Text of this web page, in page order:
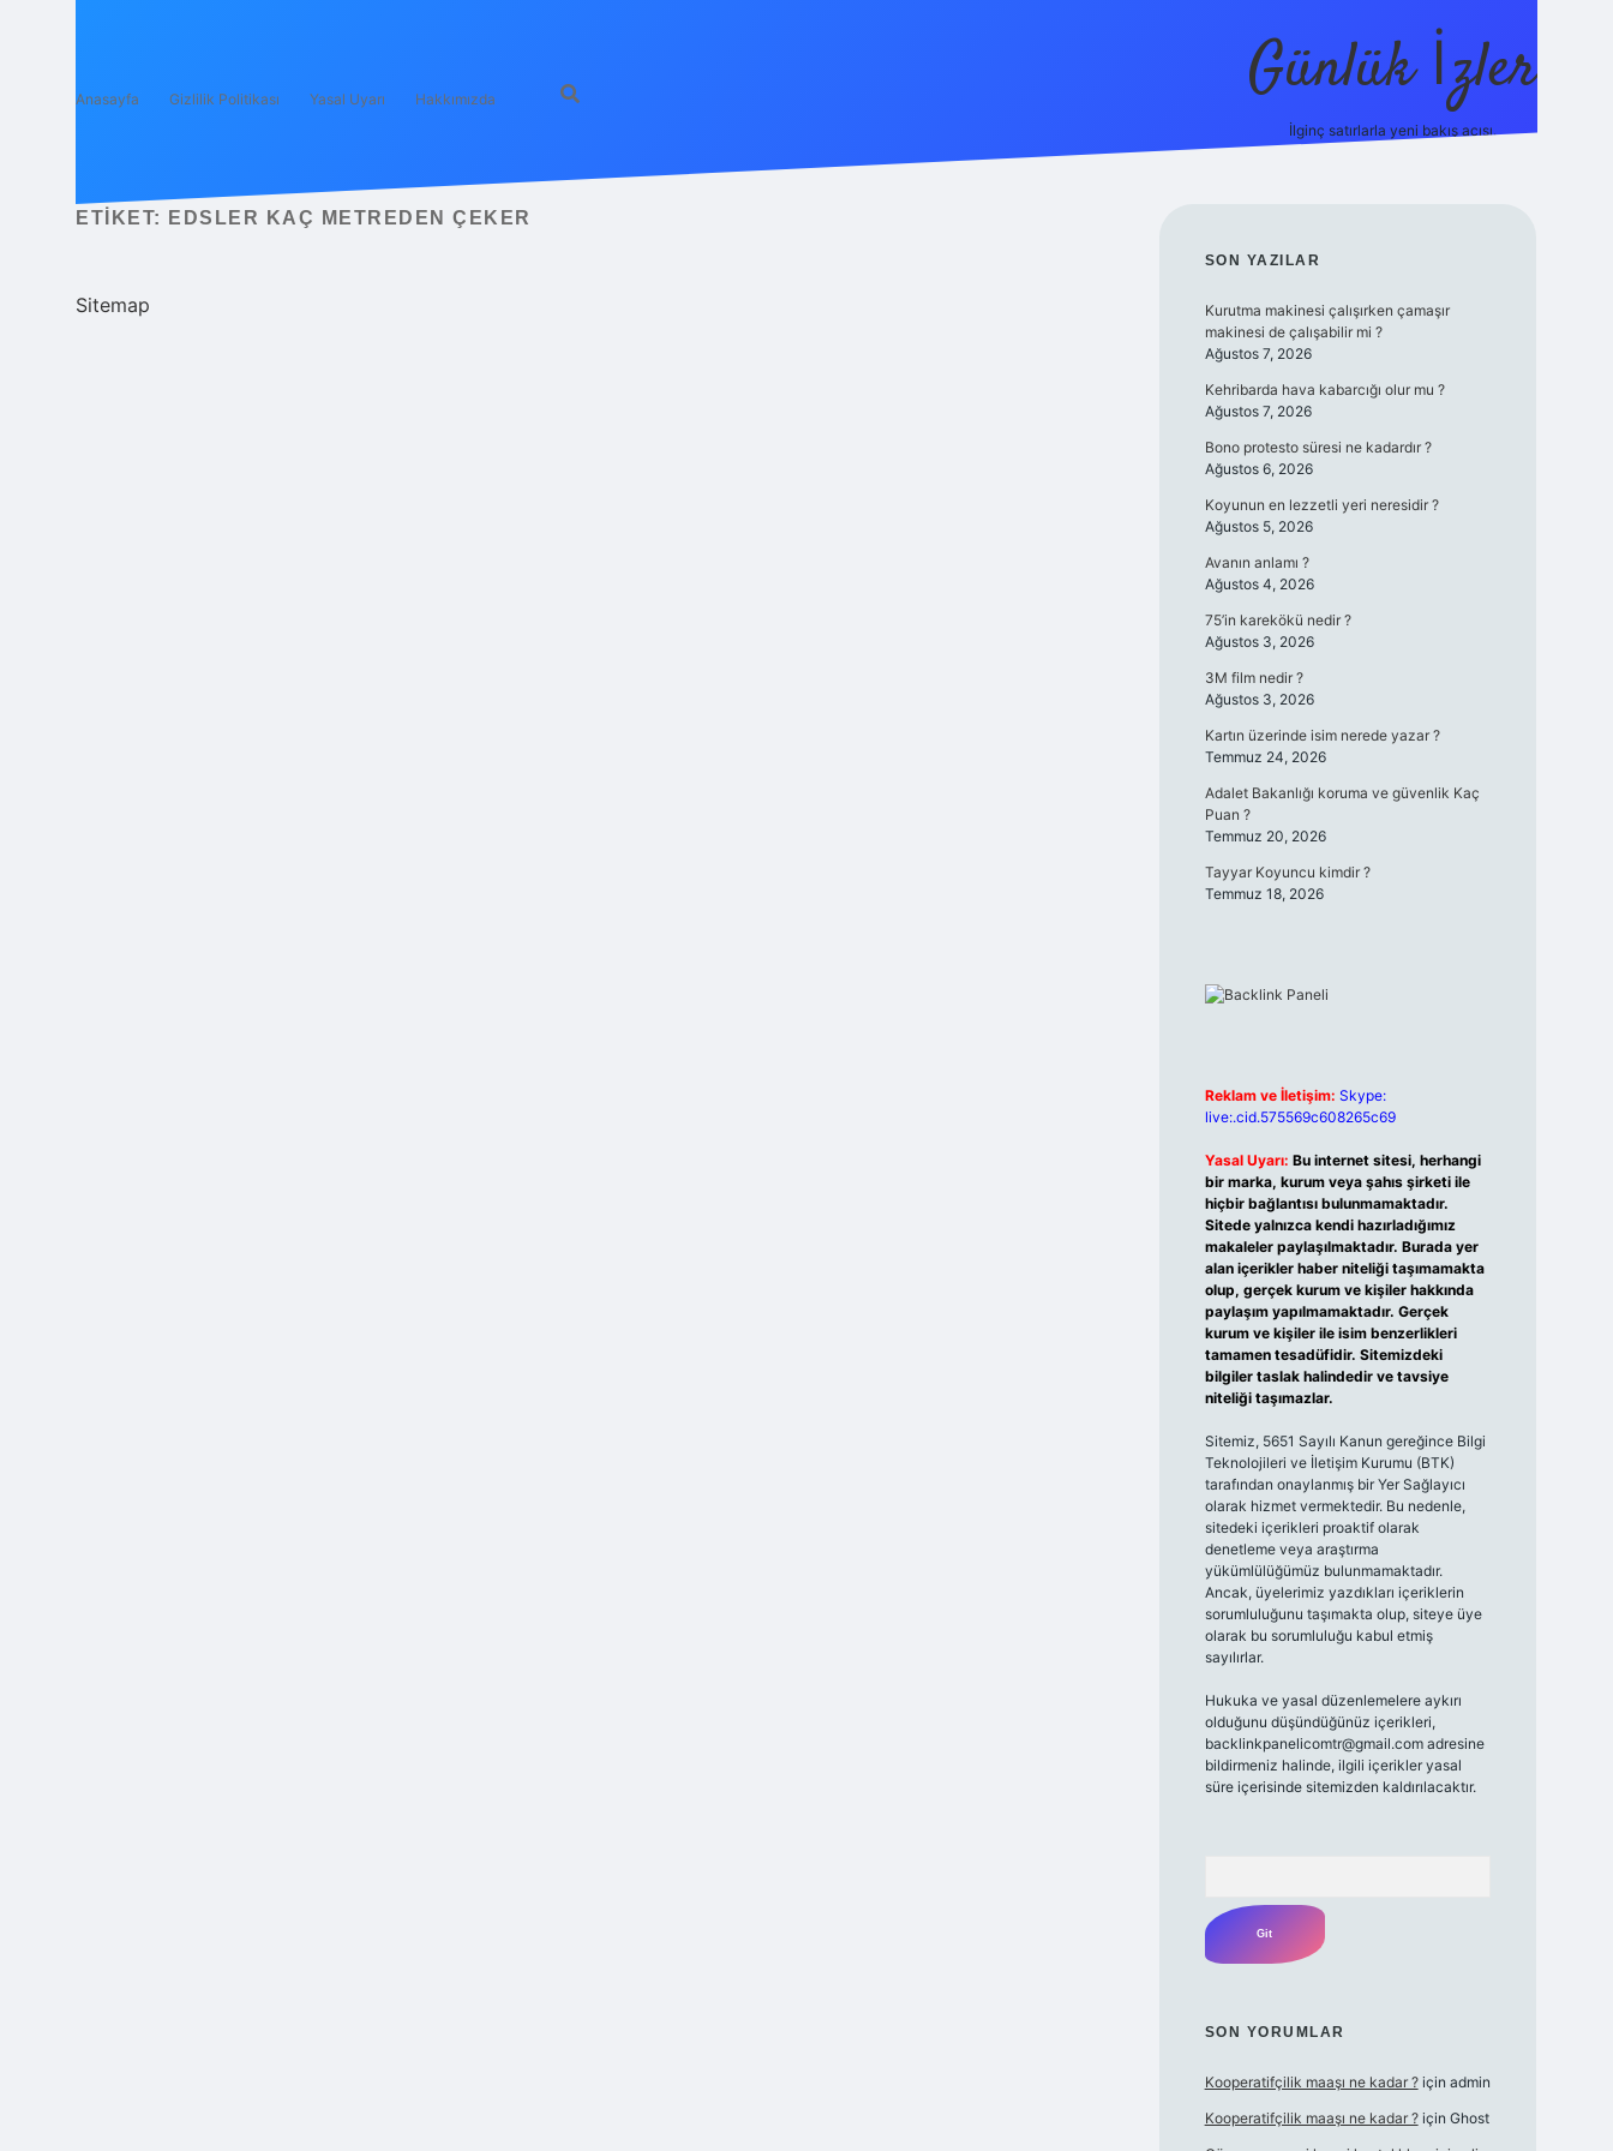
Anasayfa Gizlilik Politikası Yasal Uyarı Hakkımızda Günlük İzler
İlginç satırlarla yeni bakış açısı.
ETIKET: EDSLER KAÇ METREDEN ÇEKER
Sitemap
SIDEBAR
SON YAZILAR
Kurutma makinesi çalışırken çamaşır
makinesi de çalışabilir mi ?
Ağustos 7, 2026
Kehribarda hava kabarcığı olur mu ?
Ağustos 7, 2026
Bono protesto süresi ne kadardır ?
Ağustos 6, 2026
Koyunun en lezzetli yeri neresidir ?
Ağustos 5, 2026
Avanın anlamı ?
Ağustos 4, 2026
75’in karekökü nedir ?
Ağustos 3, 2026
3M film nedir ?
Ağustos 3, 2026
Kartın üzerinde isim nerede yazar ?
Temmuz 24, 2026
Adalet Bakanlığı koruma ve güvenlik Kaç
Puan ?
Temmuz 20, 2026
Tayyar Koyuncu kimdir ?
Temmuz 18, 2026
Reklam ve İletişim: Skype:
live:.cid.575569c608265c69
Yasal Uyarı: Bu internet sitesi, herhangi
bir marka, kurum veya şahıs şirketi ile
hiçbir bağlantısı bulunmamaktadır.
Sitede yalnızca kendi hazırladığımız
makaleler paylaşılmaktadır. Burada yer
alan içerikler haber niteliği taşımamakta
olup, gerçek kurum ve kişiler hakkında
paylaşım yapılmamaktadır. Gerçek
kurum ve kişiler ile isim benzerlikleri
tamamen tesadüfidir. Sitemizdeki
bilgiler taslak halindedir ve tavsiye
niteliği taşımazlar.
Sitemiz, 5651 Sayılı Kanun gereğince Bilgi
Teknolojileri ve İletişim Kurumu (BTK)
tarafından onaylanmış bir Yer Sağlayıcı
olarak hizmet vermektedir. Bu nedenle,
sitedeki içerikleri proaktif olarak
denetleme veya araştırma
yükümlülüğümüz bulunmamaktadır.
Ancak, üyelerimiz yazdıkları içeriklerin
sorumluluğunu taşımakta olup, siteye üye
olarak bu sorumluluğu kabul etmiş
sayılırlar.
Hukuka ve yasal düzenlemelere aykırı
olduğunu düşündüğünüz içerikleri,
backlinkpanelicomtr@gmail.comadresine
bildirmeniz halinde, ilgili içerikler yasal
süre içerisinde sitemizden kaldırılacaktır.
SON YORUMLAR
Kooperatifçilik maaşı ne kadar ?için admin
Kooperatifçilik maaşı ne kadar ?için Ghost